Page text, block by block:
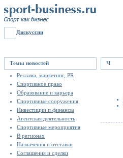
Дискуссии
Темы новостей
Реклама, маркетинг, PR
Спортивное право
Образование и карьера
Спортивные сооружения
Инвестиции и финансы
Агентская деятельность
Спортивные мероприятия
В регионах
Назначения и отставки
Соглашения и сделки
Ч